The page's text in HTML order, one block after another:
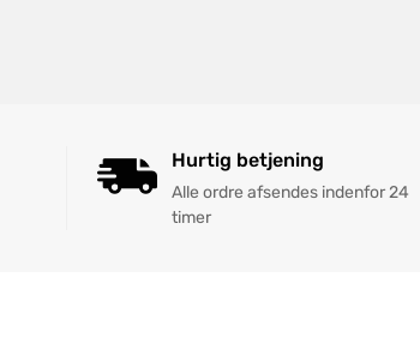
Hurtig betjening
Alle ordre afsendes indenfor 24
timer